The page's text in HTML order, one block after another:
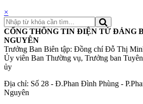
×
CỔNG THÔNG TIN ĐIỆN TỬ ĐẢNG
NGUYÊN
Trưởng Ban Biên tập: Đồng chí Đỗ Thị
Ủy viên Ban Thường vụ, Trưởng ban
ủy
Địa chỉ: Số 28 - Đ.Phan Đình Phùng -
Nguyên